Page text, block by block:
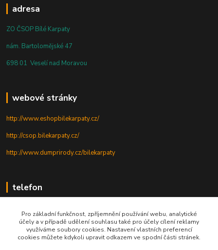
adresa
ZO ČSOP Bílé Karpaty
nám. Bartolomějské 47
698 01 Veselí nad Moravou
webové stránky
http://www.eshopbilekarpaty.cz/
http://csop.bilekarpaty.cz/
http://www.dumprirody.cz/bilekarpaty
telefon
+420 727 880 789
PO - PÁ: 9 - 17
Pro základní funkčnost, zpříjemnění používání webu, analytické
účely a v případě udělení souhlasu také pro účely cílení reklamy
využíváme soubory cookies. Nastavení vlastních preferencí
cookies můžete kdykoli upravit odkazem ve spodní části stránek.